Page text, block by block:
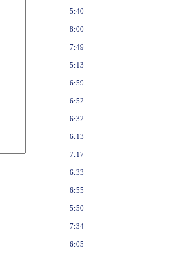
5:40
8:00
7:49
5:13
6:59
6:52
6:32
6:13
7:17
6:33
6:55
5:50
7:34
6:05